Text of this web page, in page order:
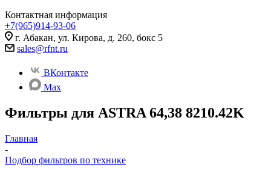
Контактная информация
+7(965)914-93-06
г. Абакан, ул. Кирова, д. 260, бокс 5
sales@rfnt.ru
ВКонтакте
Max
Фильтры для ASTRA 64,38 8210.42K
Главная
-
Подбор фильтров по технике